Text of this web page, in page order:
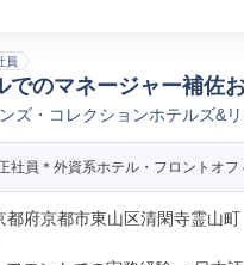
員
でのマネージャー補佐
ズ・コレクションホテルズ&
社員＊外資系ホテル・フロントオ
都府京都市東山区清閑寺霊山町